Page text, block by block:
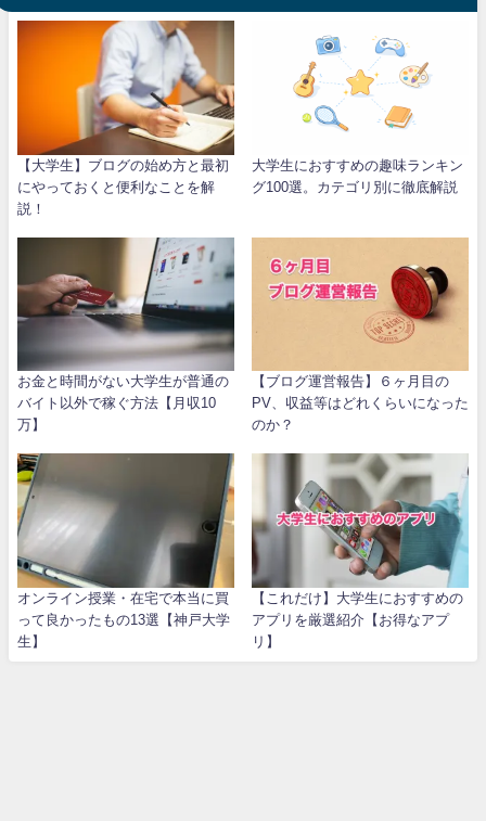
【大学生】ブログの始め方と最初
にやっておくと便利なことを解
説！
大学生におすすめの趣味ランキン
グ100選。カテゴリ別に徹底解説
お金と時間がない大学生が普通の
バイト以外で稼ぐ方法【月収10
万】
【ブログ運営報告】６ヶ月目の
PV、収益等はどれくらいになった
のか？
オンライン授業・在宅で本当に買
って良かったもの13選【神戸大学
生】
【これだけ】大学生におすすめの
アプリを厳選紹介【お得なアプ
リ】